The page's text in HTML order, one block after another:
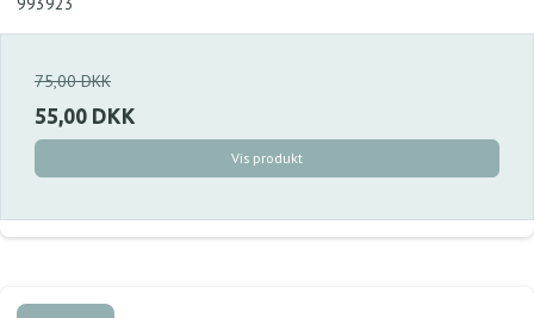
75,00 DKK
55,00 DKK
Vis produkt